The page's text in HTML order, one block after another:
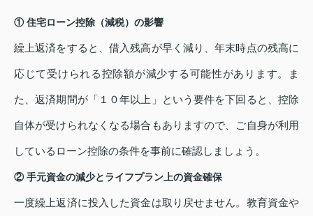
① 住宅ローン控除（減税）の影響
繰上返済をすると、借入残高が早く減り、年末時点の残高に
応じて受けられる控除額が減少する可能性があります。ま
た、返済期間が「１０年以上」という要件を下回ると、控除
自体が受けられなくなる場合もありますので、ご自身が利用
しているローン控除の条件を事前に確認しましょう。
② 手元資金の減少とライフプラン上の資金確保
一度繰上返済に投入した資金は取り戻せません。教育資金や